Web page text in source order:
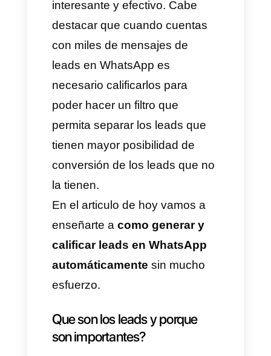
debido a la tecnología y
facilidad de WhatsApp.
En este sentido, es importante
destacar que existen formas
por las cuales se puede
generar ycalificar leads
WhatsApp de manera sencilla y
aunque este es un proceso un
poco fastidioso es muy
interesante y efectivo. Cabe
destacar que cuando cuentas
leads en WhatsApp es
necesario calificarlos para